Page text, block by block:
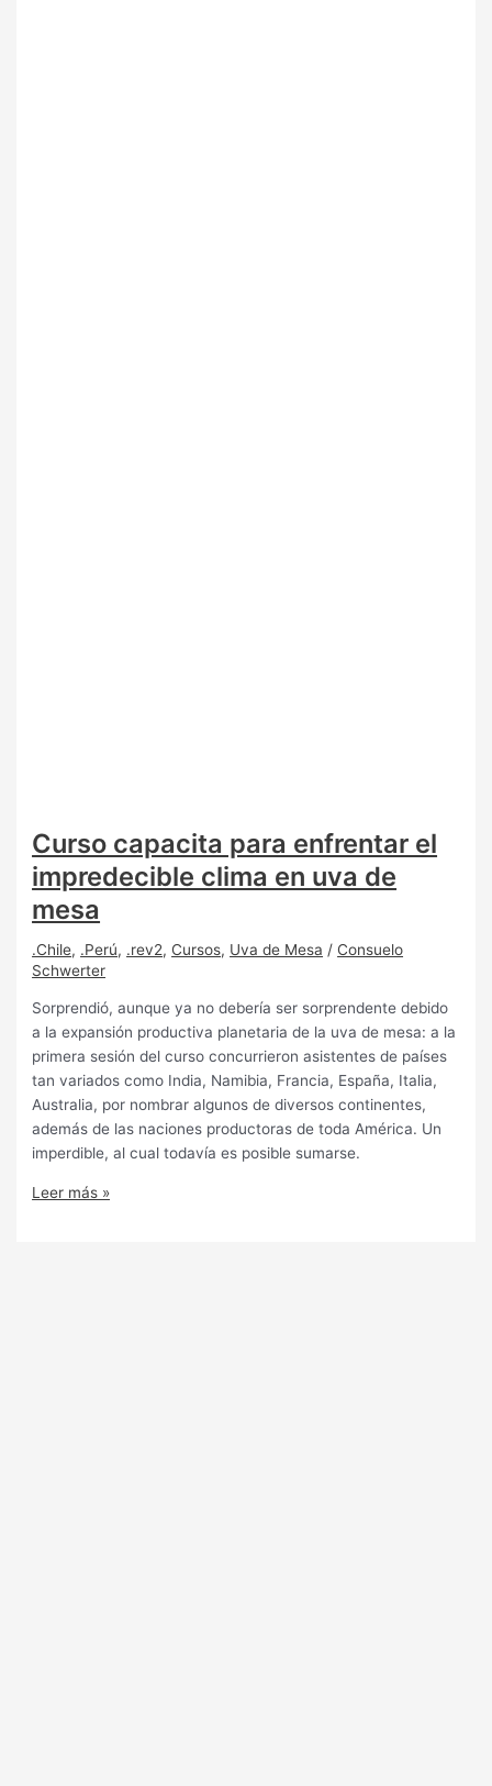
Curso capacita para enfrentar el
impredecible clima en uva de
mesa
.Chile, .Perú, .rev2, Cursos, Uva de Mesa / Consuelo
Schwerter
Sorprendió, aunque ya no debería ser sorprendente debido
a la expansión productiva planetaria de la uva de mesa: a la
primera sesión del curso concurrieron asistentes de países
tan variados como India, Namibia, Francia, España, Italia,
Australia, por nombrar algunos de diversos continentes,
además de las naciones productoras de toda América. Un
imperdible, al cual todavía es posible sumarse.
Leer más »